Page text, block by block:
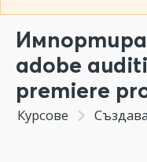
adobe
premiere
Курсове